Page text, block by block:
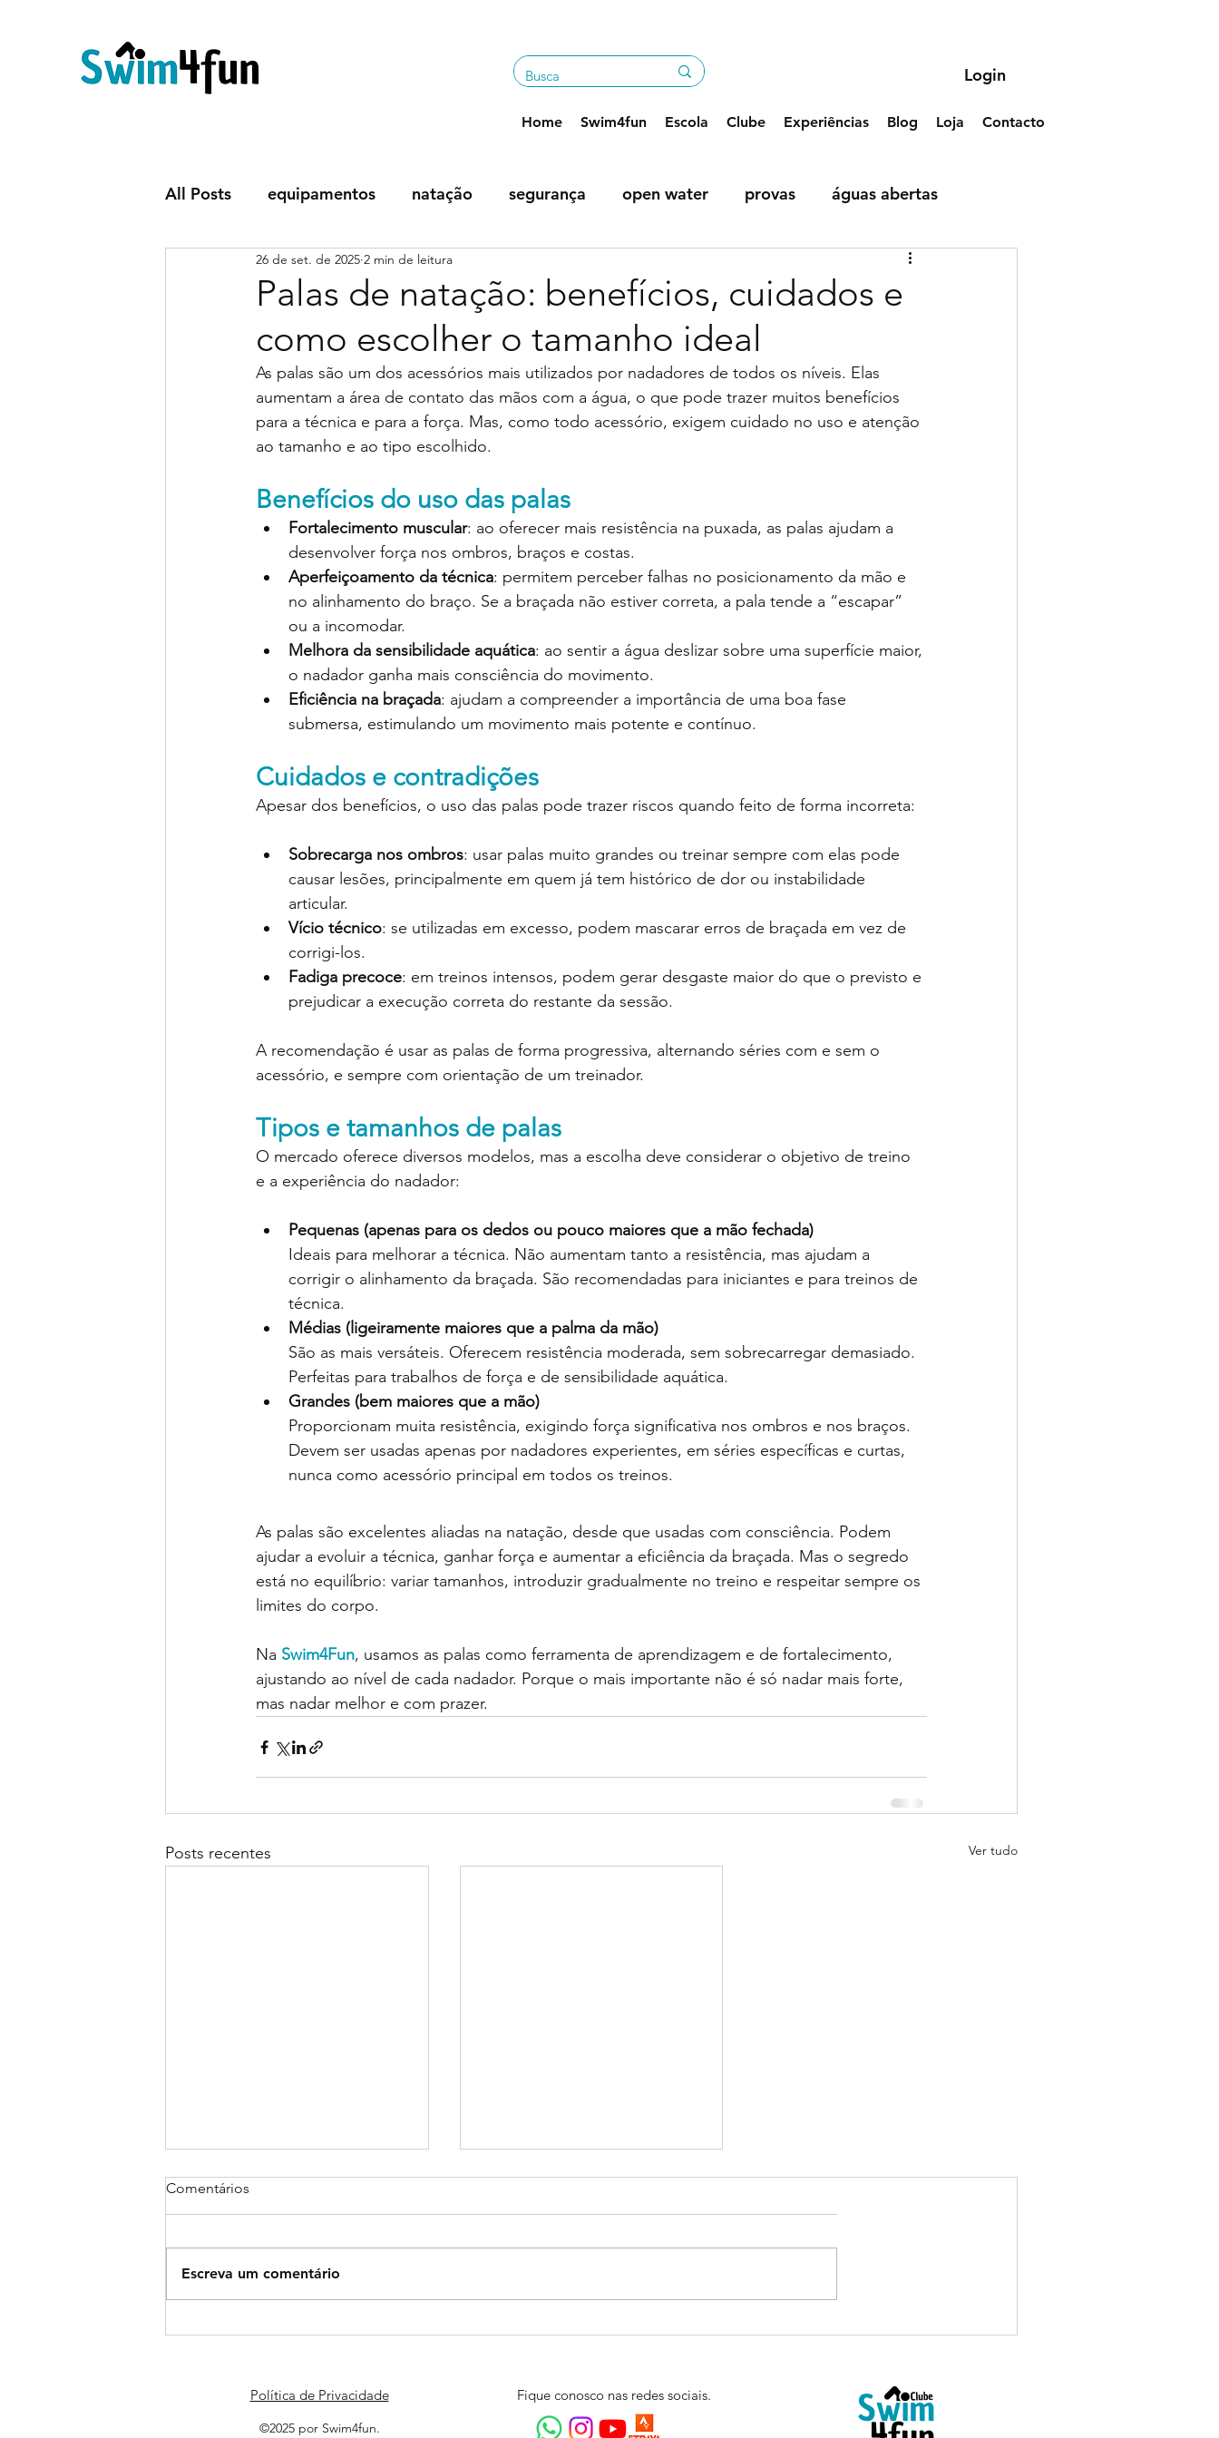
Login
Home Swim4fun Escola Clube Experiências Blog Loja Contacto
All Posts equipamentos natação segurança open water provas águas abertas
Aulas treinos
Palas de natação: benefícios, cuidados e
como escolher o tamanho ideal
26 de set. de 2025 2 min de leitura
As palas são um dos acessórios mais utilizados por nadadores de todos os níveis. Elas
aumentam a área de contato das mãos com a água, o que pode trazer muitos benefícios
para a técnica e para a força. Mas, como todo acessório, exigem cuidado no uso e atenção
ao tamanho e ao tipo escolhido.
Benefícios do uso das palas
Fortalecimento muscular: ao oferecer mais resistência na puxada, as palas ajudam a
desenvolver força nos ombros, braços e costas.
Aperfeiçoamento da técnica: permitem perceber falhas no posicionamento da mão e
no alinhamento do braço. Se a braçada não estiver correta, a pala tende a “escapar”
ou a incomodar.
Melhora da sensibilidade aquática: ao sentir a água deslizar sobre uma superfície maior,
o nadador ganha mais consciência do movimento.
Eficiência na braçada: ajudam a compreender a importância de uma boa fase
submersa, estimulando um movimento mais potente e contínuo.
Cuidados e contradições
Apesar dos benefícios, o uso das palas pode trazer riscos quando feito de forma incorreta:
Sobrecarga nos ombros: usar palas muito grandes ou treinar sempre com elas pode
causar lesões, principalmente em quem já tem histórico de dor ou instabilidade
articular.
Vício técnico: se utilizadas em excesso, podem mascarar erros de braçada em vez de
corrigi-los.
Fadiga precoce: em treinos intensos, podem gerar desgaste maior do que o previsto e
prejudicar a execução correta do restante da sessão.
A recomendação é usar as palas de forma progressiva, alternando séries com e sem o
acessório, e sempre com orientação de um treinador.
Tipos e tamanhos de palas
O mercado oferece diversos modelos, mas a escolha deve considerar o objetivo de treino
e a experiência do nadador:
Pequenas (apenas para os dedos ou pouco maiores que a mão fechada)
Ideais para melhorar a técnica. Não aumentam tanto a resistência, mas ajudam a
corrigir o alinhamento da braçada. São recomendadas para iniciantes e para treinos de
técnica.
Médias (ligeiramente maiores que a palma da mão)
São as mais versáteis. Oferecem resistência moderada, sem sobrecarregar demasiado.
Perfeitas para trabalhos de força e de sensibilidade aquática.
Grandes (bem maiores que a mão)
Proporcionam muita resistência, exigindo força significativa nos ombros e nos braços.
Devem ser usadas apenas por nadadores experientes, em séries específicas e curtas,
nunca como acessório principal em todos os treinos.
As palas são excelentes aliadas na natação, desde que usadas com consciência. Podem
ajudar a evoluir a técnica, ganhar força e aumentar a eficiência da braçada. Mas o segredo
está no equilíbrio: variar tamanhos, introduzir gradualmente no treino e respeitar sempre os
limites do corpo.
Na Swim4Fun, usamos as palas como ferramenta de aprendizagem e de fortalecimento,
ajustando ao nível de cada nadador. Porque o mais importante não é só nadar mais forte,
mas nadar melhor e com prazer.
Posts recentes Ver tudo
Comentários
Escreva um comentário
Política de Privacidade
©2025 por Swim4fun.
Fique conosco nas redes sociais.